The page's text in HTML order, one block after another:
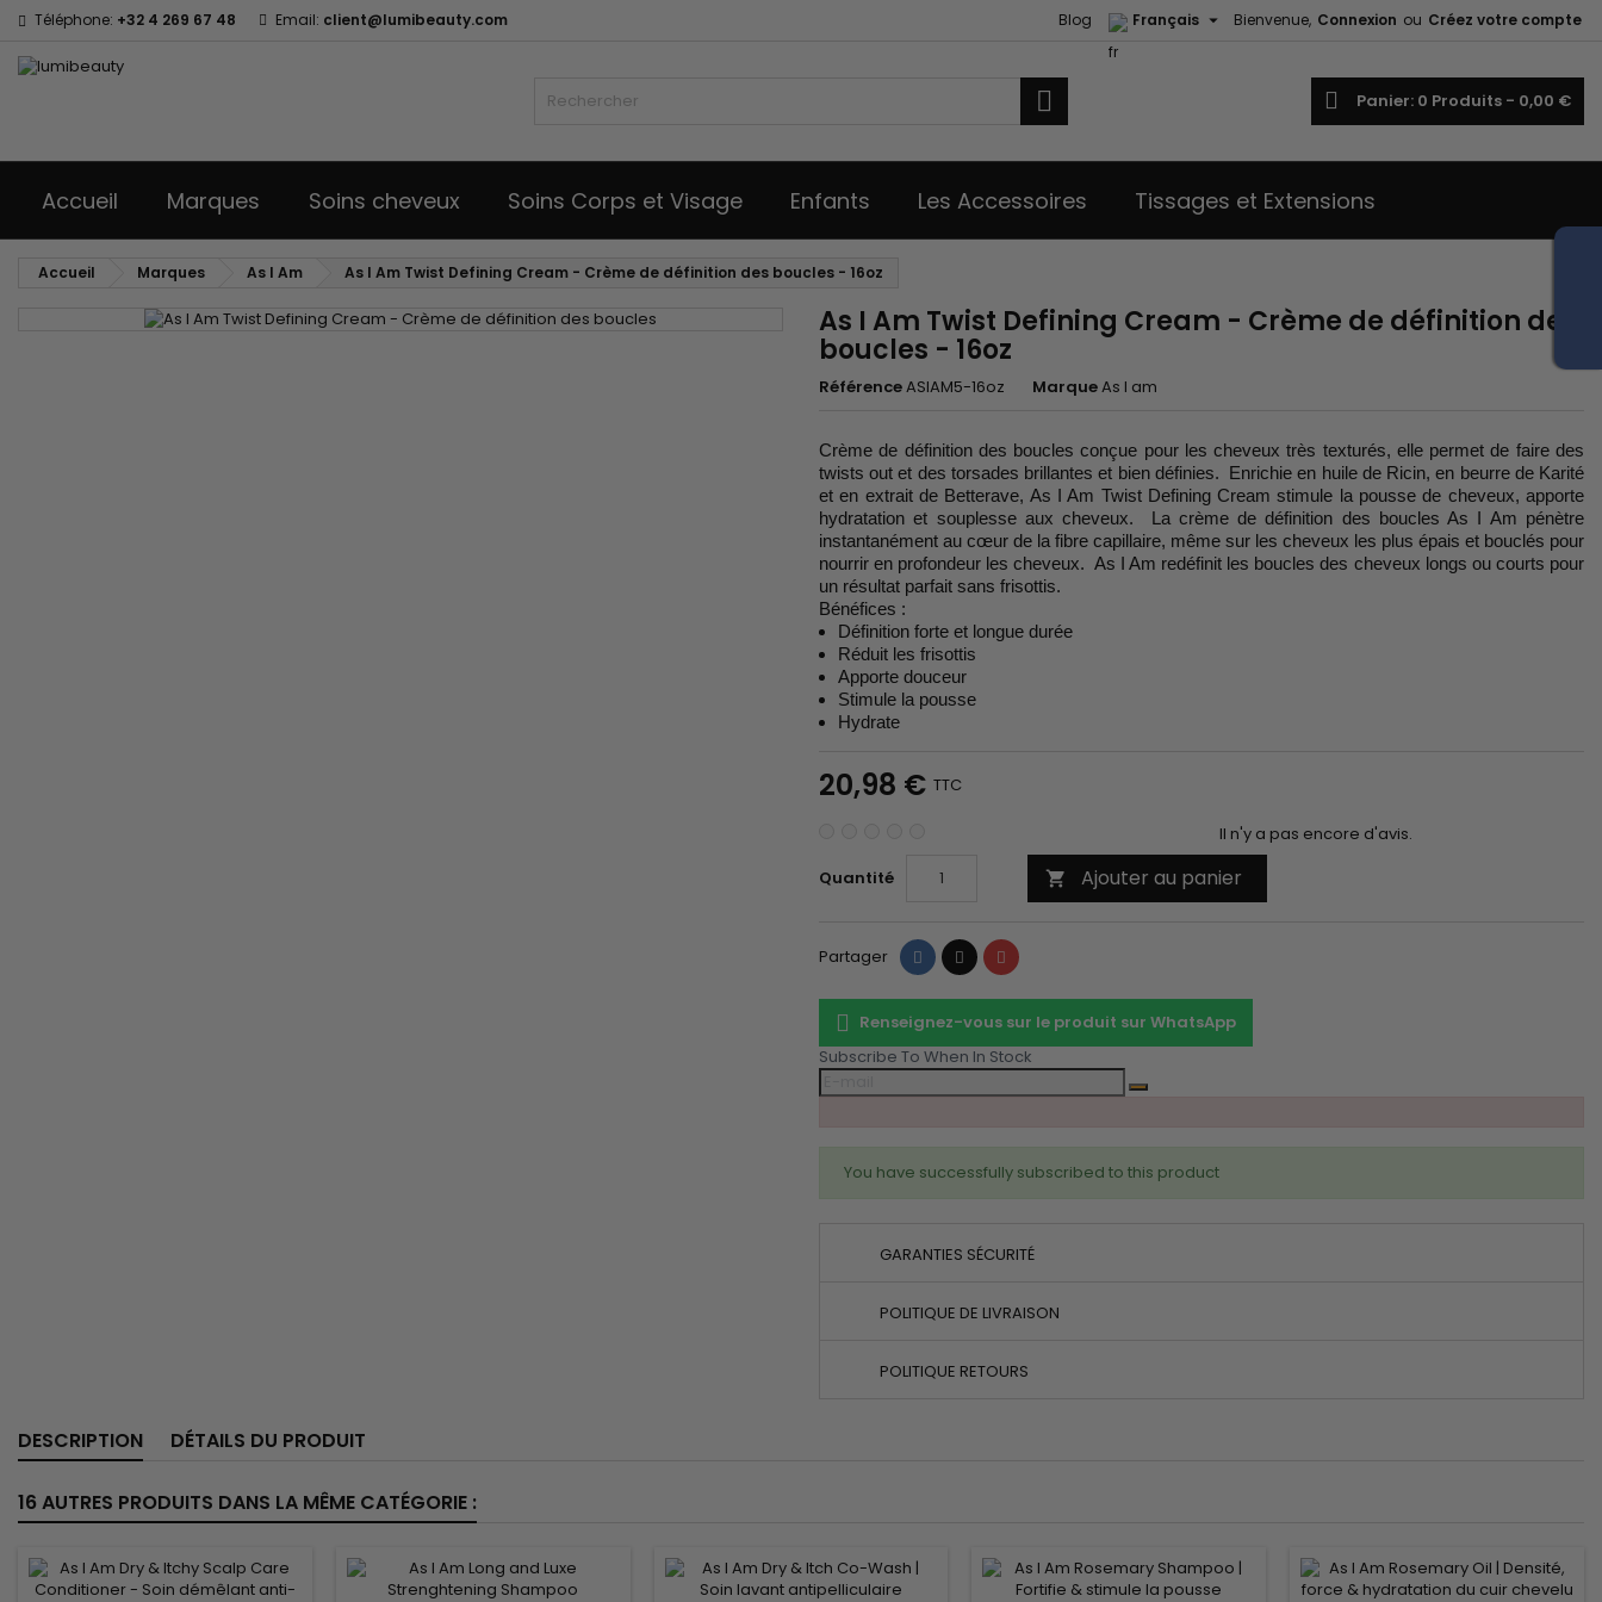
Téléphone: +32 4 269 67 48 Email: client@lumibeauty.com Bienvenue, Connexion ou Créez votre compte
Français 
Blog
Panier 0 Produits - 0,00 €
Accueil Marques Soins cheveux Soins Corps et Visage Enfants Les Accessoires Tissages et Extensions
Accueil Marques As I Am As I Am Twist Defining Cream - Crème de définition des boucles - 16oz
As I Am Twist Defining Cream - Crème de définition des
boucles - 16oz
RéférenceASIAM5-16oz MarqueAs I am
Crème de définition des boucles conçue pour les cheveux très texturés, elle permet de faire des
twists out et des torsades brillantes et bien définies. Enrichie en huile de Ricin, en beurre de Karité
et en extrait de Betterave, As I Am Twist Defining Cream stimule la pousse de cheveux, apporte
hydratation et souplesse aux cheveux. La crème de définition des boucles As I Am pénètre
instantanément au cœur de la fibre capillaire, même sur les cheveux les plus épais et bouclés pour
nourrir en profondeur les cheveux. As I Am redéfinit les boucles des cheveux longs ou courts pour
un résultat parfait sans frisottis.
Bénéfices :
Définition forte et longue durée
Réduit les frisottis
Apporte douceur
Stimule la pousse
Hydrate
20,98 € TTC
Il n'y a pas encore d'avis.
Quantité
 Ajouter au panier
Partager PartagerTweet Pinterest
Renseignez-vous sur le produit sur WhatsApp
Subscribe To When In Stock
You have successfully subscribed to this product
GARANTIES SÉCURITÉ
POLITIQUE DE LIVRAISON
POLITIQUE RETOURS
DESCRIPTION DÉTAILS DU PRODUIT
16 AUTRES PRODUITS DANS LA MÊME CATÉGORIE :